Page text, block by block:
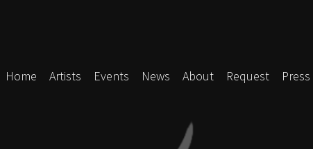
Home Artists Events News About Request Press